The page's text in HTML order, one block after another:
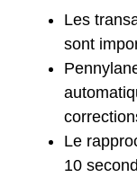
Les
sont
Le
10